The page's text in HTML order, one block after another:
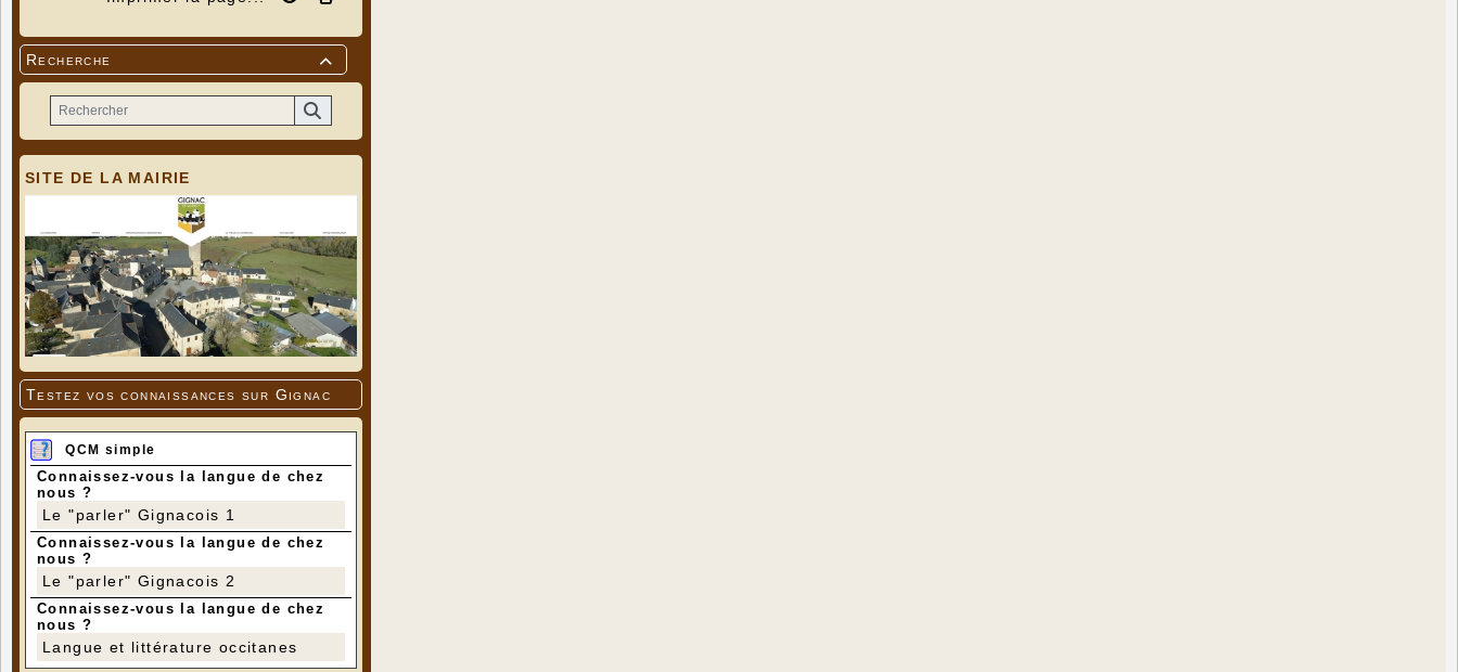

Recherche
SITE DE LA MAIRIE
Testez vos connaissances sur Gignac
QCM simple
Connaissez-vous la langue de chez
nous ?
Le "parler" Gignacois 1
Connaissez-vous la langue de chez
nous ?
Le "parler" Gignacois 2
Connaissez-vous la langue de chez
nous ?
Langue et littérature occitanes